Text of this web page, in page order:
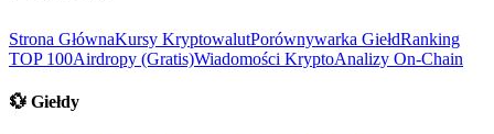
Strona GłównaKursy KryptowalutPorównywarka GiełdRanking
TOP 100Airdropy (Gratis)Wiadomości KryptoAnalizy On-Chain
💱 Giełdy